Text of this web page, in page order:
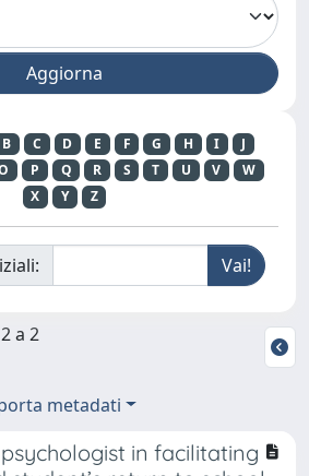
B C D E F G H I
J
P Q R S T U V
W
X
Y Z
a 2
metadati
in facilitating